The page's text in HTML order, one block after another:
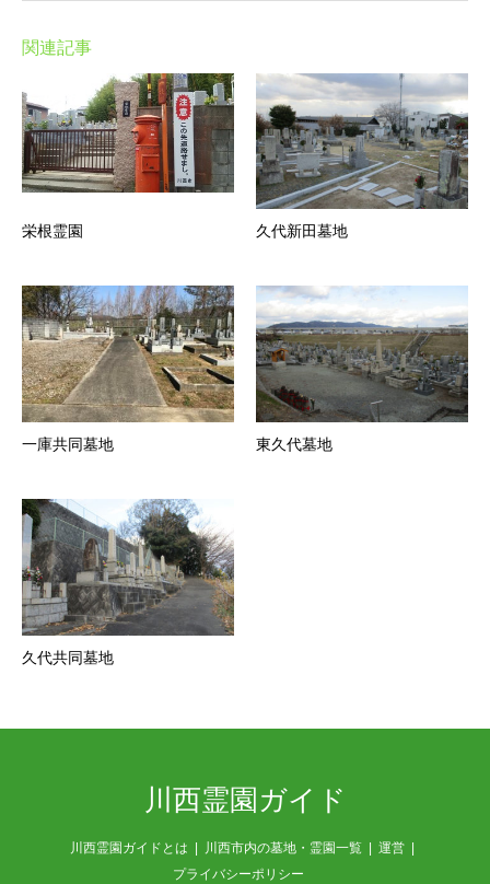
関連記事
栄根霊園 久代新田墓地
一庫共同墓地 東久代墓地
久代共同墓地
川西霊園ガイド
川西霊園ガイドとは 川西市内の墓地・霊園一覧
運営
プライバシーポリシー